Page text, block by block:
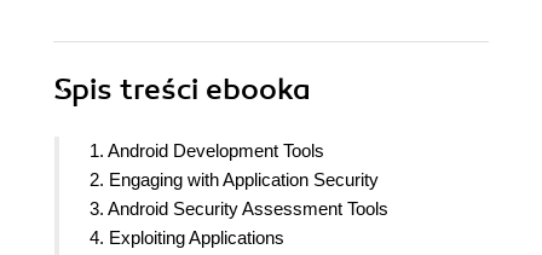
Spis treści ebooka
1. Android Development Tools
2. Engaging with Application Security
3. Android Security Assessment Tools
4. Exploiting Applications